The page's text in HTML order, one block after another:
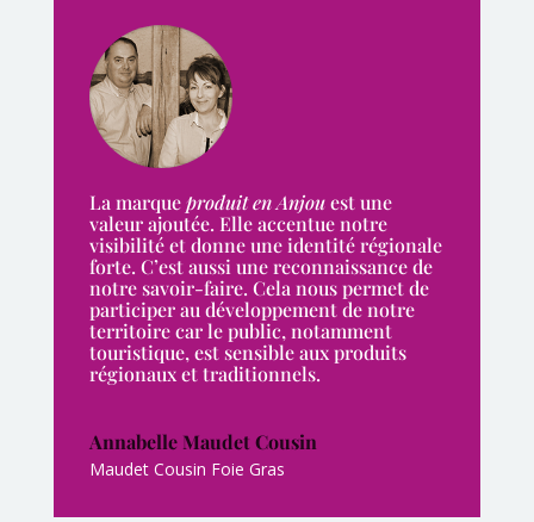
La marqueproduit en Anjouest une
valeur ajoutée. Elle accentue notre
visibilité et donne une identité régionale
forte. C’est aussi une reconnaissance de
notre savoir-faire. Cela nous permet de
participer au développement de notre
territoire car le public, notamment
touristique, est sensible aux produits
régionaux et traditionnels.
Annabelle Maudet Cousin
Maudet Cousin Foie Gras